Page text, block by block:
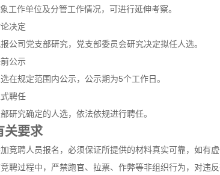
工作单位及分管工作情况，可进行延伸考察。
论决定
公司党支部研究，党支部委员会研究决定拟任人选。
前公示
在规定范围内公示，公示期为5个工作日。
式聘任
研究确定的人选，依法依规进行聘任。
关要求
加竞聘人员报名，必须保证所提供的材料真实可靠，如有
竞聘过程中，严禁跑官、拉票、作弊等非组织行为，对违